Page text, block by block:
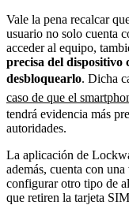
Vale la pena recalcar
usuario no solo cuenta
acceder al equipo,
precisa del dispositivo
desbloquearlo. Dicha
caso de que el
tendrá evidencia más
autoridades.
La aplicación de
además, cuenta con
configurar otro tipo de
que retiren la tarjeta